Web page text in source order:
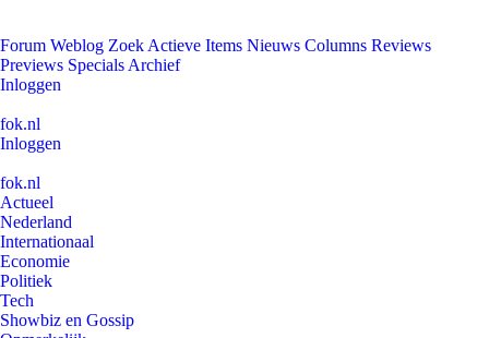
Forum Weblog Zoek Actieve Items Nieuws Columns Reviews
Previews Specials Archief
Inloggen
fok.nl
Inloggen
fok.nl
Actueel
Nederland
Internationaal
Economie
Politiek
Tech
Showbiz en Gossip